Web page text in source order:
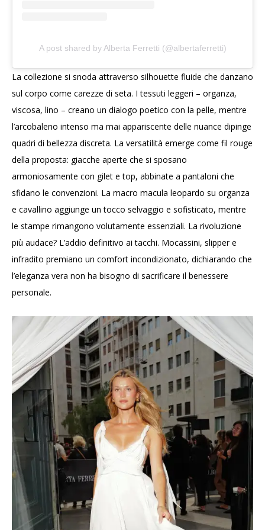
A post shared by Alberta Ferretti (@albertaferretti)
La collezione si snoda attraverso silhouette fluide che danzano
sul corpo come carezze di seta. I tessuti leggeri – organza,
viscosa, lino – creano un dialogo poetico con la pelle, mentre
l’arcobaleno intenso ma mai appariscente delle nuance dipinge
quadri di bellezza discreta. La versatilità emerge come fil rouge
della proposta: giacche aperte che si sposano
armoniosamente con gilet e top, abbinate a pantaloni che
sfidano le convenzioni. La macro macula leopardo su organza
e cavallino aggiunge un tocco selvaggio e sofisticato, mentre
le stampe rimangono volutamente essenziali. La rivoluzione
più audace? L’addio definitivo ai tacchi. Mocassini, slipper e
infradito premiano un comfort incondizionato, dichiarando che
l’eleganza vera non ha bisogno di sacrificare il benessere
personale.